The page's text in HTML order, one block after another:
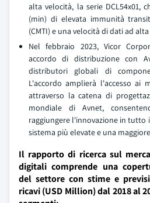
alta velocità, la serie DCL54x01,
(min) di elevata immunità
(CMTI) e una velocità di dati ad
Nel febbraio 2023, Vicor
accordo di distribuzione con
distributori globali di
L'accordo amplierà l'accesso ai
attraverso la catena di
mondiale di Avnet,
raggiungere l'innovazione in
sistema più elevate e una
Il rapporto di ricerca sul
digitali comprende una
del settore con stime e
ricavi (USD Million) dal 2018 al